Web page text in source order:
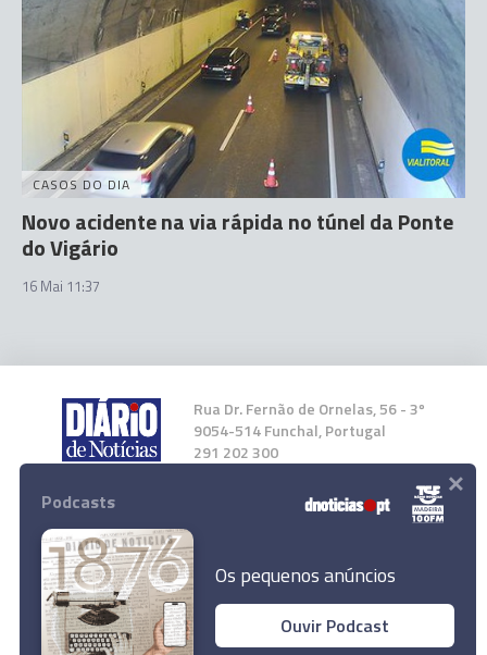
CASOS DO DIA
Novo acidente na via rápida no túnel da Ponte
do Vigário
16 Mai 11:37
Rua Dr. Fernão de Ornelas, 56 - 3º
9054-514 Funchal, Portugal
291 202 300
Instale a nossa App
© 2026 Empresa Diário de Notícias, Lda.
Podcasts
Os pequenos anúncios
Ouvir Podcast
×